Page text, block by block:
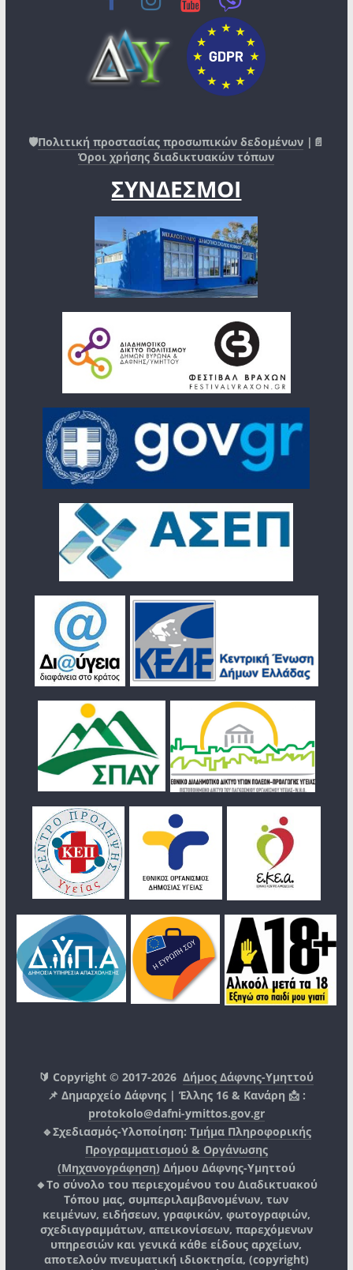
🛡️Πολιτική προστασίας προσωπικών δεδομένων |📄
Όροι χρήσης διαδικτυακών τόπων
ΣΥΝΔΕΣΜΟΙ
🔰 Copyright © 2017-2026Δήμος Δάφνης-Υμηττού
📌 Δημαρχείο Δάφνης | Έλλης 16 & Κανάρη 📩 :
protokolo@dafni-ymittos.gov.gr
🔹Σχεδιασμός-Υλοποίηση: Τμήμα Πληροφορικής
Προγραμματισμού & Οργάνωσης
(Μηχανογράφηση) Δήμου Δάφνης-Υμηττού
🔸Το σύνολο του περιεχομένου του Διαδικτυακού
Τόπου μας, συμπεριλαμβανομένων, των
κειμένων, ειδήσεων, γραφικών, φωτογραφιών,
σχεδιαγραμμάτων, απεικονίσεων, παρεχόμενων
υπηρεσιών και γενικά κάθε είδους αρχείων,
αποτελούν πνευματική ιδιοκτησία, (copyright)